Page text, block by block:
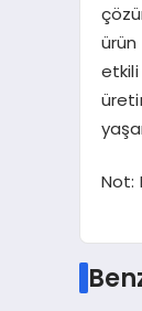
Not: